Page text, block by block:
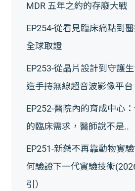
MDR 五年之約的存廢大戰
EP254-從看見臨床痛點到
全球取證
EP253-從晶片設計到守護
造手持無線超音波影像平台
EP252-醫院內的育成中心
的臨床需求，醫師說不是..
EP251-新藥不再靠動物實
何驗證下一代實驗技術
引）